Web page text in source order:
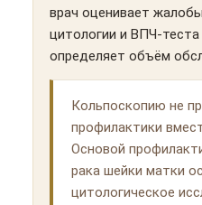
врач оценивает
цитологии и ВПЧ-
определяет объём
Кольпоскопию не
профилактики
Основой
рака шейки матки
цитологическое